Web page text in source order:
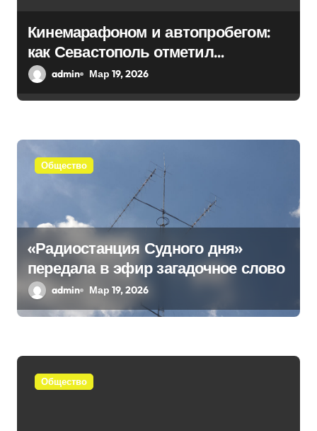
п
и
с
я
Кинемарафоном и автопробегом:
как Севастополь отметил
воссоединение с Россией
admin Мар 19, 2026
Общество
«Радиостанция Судного дня»
передала в эфир загадочное слово
admin Мар 19, 2026
Общество